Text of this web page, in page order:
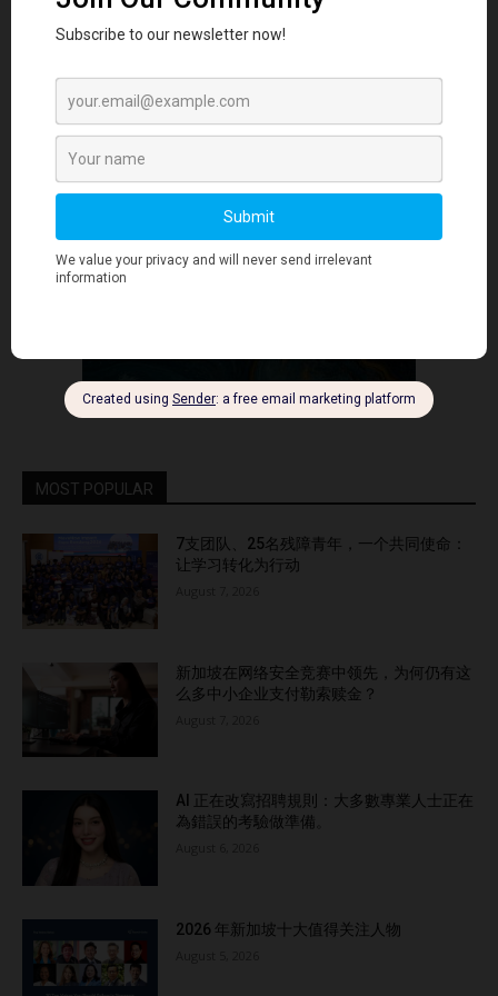
- Advertisment -
MOST POPULAR
7支团队、25名残障青年，一个共同使命：
让学习转化为行动
新加坡在网络安全竞赛中领先，为何仍有这
么多中小企业支付勒索赎金？
AI 正在改寫招聘規則：大多數專業人士正在
為錯誤的考驗做準備。
2026 年新加坡十大值得关注人物